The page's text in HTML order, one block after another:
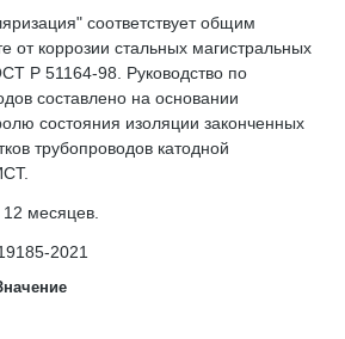
соответствует общим
от коррозии стальных магистральных
Р 51164-98. Руководство по
составлено на основании
состояния изоляции законченных
трубопроводов катодной
месяцев.
2021